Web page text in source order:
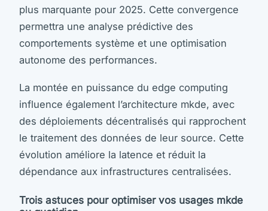
plus marquante pour 2025. Cette convergence
permettra une analyse prédictive des
comportements système et une optimisation
autonome des performances.
La montée en puissance du edge computing
influence également l’architecture mkde, avec
des déploiements décentralisés qui rapprochent
le traitement des données de leur source. Cette
évolution améliore la latence et réduit la
dépendance aux infrastructures centralisées.
Trois astuces pour optimiser vos usages mkde